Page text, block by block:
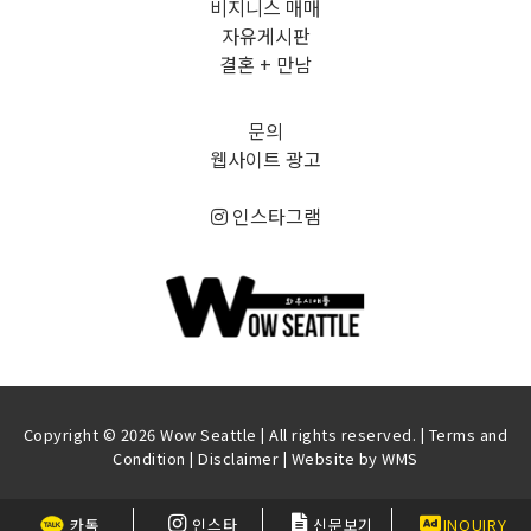
비지니스 매매
자유게시판
결혼 + 만남
문의
웹사이트 광고
인스타그램
Copyright © 2026 Wow Seattle | All rights reserved. | Terms and
Condition |Disclaimer | Website byWMS
카톡 인스타 신문보기 INQUIRY